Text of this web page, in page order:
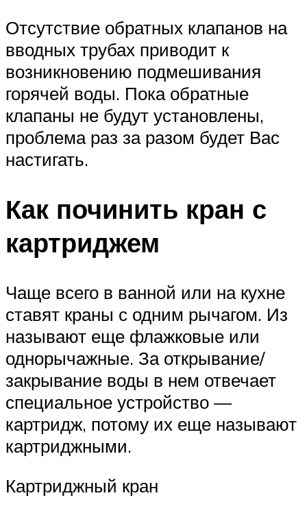
Отсутствие обратных клапанов на
вводных трубах приводит к
возникновению подмешивания
горячей воды. Пока обратные
клапаны не будут установлены,
проблема раз за разом будет Вас
настигать.
Как починить кран с
картриджем
Чаще всего в ванной или на кухне
ставят краны с одним рычагом. Из
называют еще флажковые или
однорычажные. За открывание/
закрывание воды в нем отвечает
специальное устройство —
картридж, потому их еще называют
картриджными.
Картриджный кран